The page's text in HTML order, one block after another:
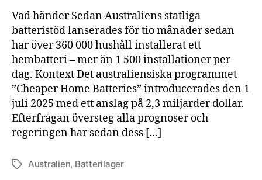
Vad händer Sedan Australiens statliga
batteristöd lanserades för tio månader sedan
har över 360 000 hushåll installerat ett
hembatteri – mer än 1 500 installationer per
dag. Kontext Det australiensiska programmet
”Cheaper Home Batteries” introducerades den 1
juli 2025 med ett anslag på 2,3 miljarder dollar.
Efterfrågan översteg alla prognoser och
regeringen har sedan dess […]
EtiketterAustralien, Batterilager